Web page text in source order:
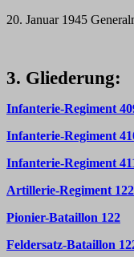
20. Januar 1945
3. Gliederung:
Infanterie-Regiment
Infanterie-Regiment
Infanterie-Regiment
Artillerie-Regiment 122
Pionier-Bataillon 122
Feldersatz-Bataillon